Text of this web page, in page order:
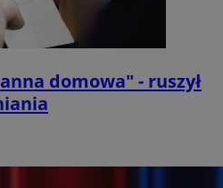
domowa" - ruszył